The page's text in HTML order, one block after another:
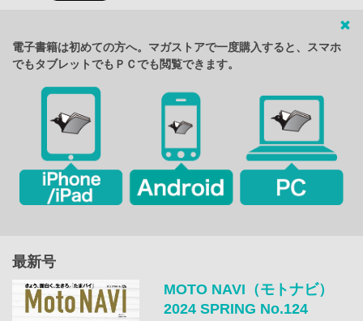
電子書籍は初めての方へ。マガストアで一度購入すると、スマホ
でもタブレットでもＰＣでも閲覧できます。
最新号
MOTO NAVI（モトナビ）
2024 SPRING No.124